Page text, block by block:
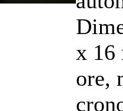
x 16
ore,